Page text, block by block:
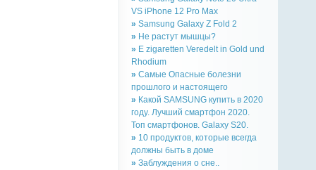
VS iPhone 12 Pro Max
» Samsung Galaxy Z Fold 2
» Не растут мышцы?
» E zigaretten Veredelt in Gold und
Rhodium
» Самые Опасные болезни
прошлого и настоящего
» Какой SAMSUNG купить в 2020
году. Лучший смартфон 2020.
Топ смартфонов. Galaxy S20.
» 10 продуктов, которые всегда
должны быть в доме
» Заблуждения о сне..